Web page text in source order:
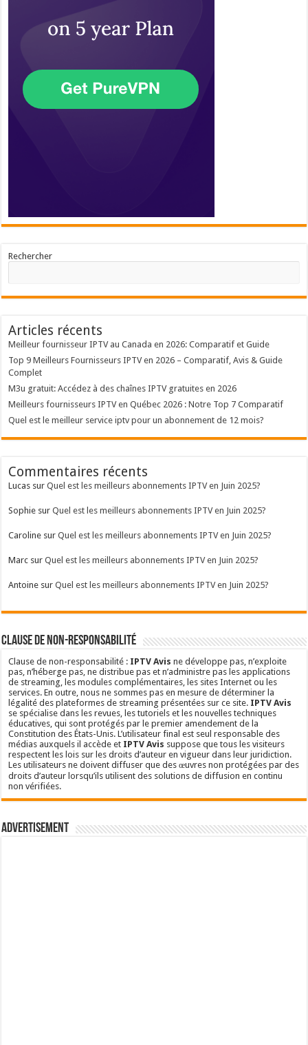
Rechercher
Articles récents
Meilleur fournisseur IPTV au Canada en 2026: Comparatif et Guide
Top 9 Meilleurs Fournisseurs IPTV en 2026 – Comparatif, Avis & Guide
Complet
M3u gratuit: Accédez à des chaînes IPTV gratuites en 2026
Meilleurs fournisseurs IPTV en Québec 2026 : Notre Top 7 Comparatif
Quel est le meilleur service iptv pour un abonnement de 12 mois?
Commentaires récents
Lucas surQuel est les meilleurs abonnements IPTV en Juin 2025?
Sophie surQuel est les meilleurs abonnements IPTV en Juin 2025?
Caroline surQuel est les meilleurs abonnements IPTV en Juin 2025?
Marc surQuel est les meilleurs abonnements IPTV en Juin 2025?
Antoine surQuel est les meilleurs abonnements IPTV en Juin 2025?
Clause de non-responsabilité
Clause de non-responsabilité : IPTV Avis ne développe pas, n’exploite
pas, n’héberge pas, ne distribue pas et n’administre pas les applications
de streaming, les modules complémentaires, les sites Internet ou les
services. En outre, nous ne sommes pas en mesure de déterminer la
légalité des plateformes de streaming présentées sur ce site. IPTV Avis
se spécialise dans les revues, les tutoriels et les nouvelles techniques
éducatives, qui sont protégés par le premier amendement de la
Constitution des États-Unis. L’utilisateur final est seul responsable des
médias auxquels il accède et IPTV Avis suppose que tous les visiteurs
respectent les lois sur les droits d’auteur en vigueur dans leur juridiction.
Les utilisateurs ne doivent diffuser que des œuvres non protégées par des
droits d’auteur lorsqu’ils utilisent des solutions de diffusion en continu
non vérifiées.
Advertisement